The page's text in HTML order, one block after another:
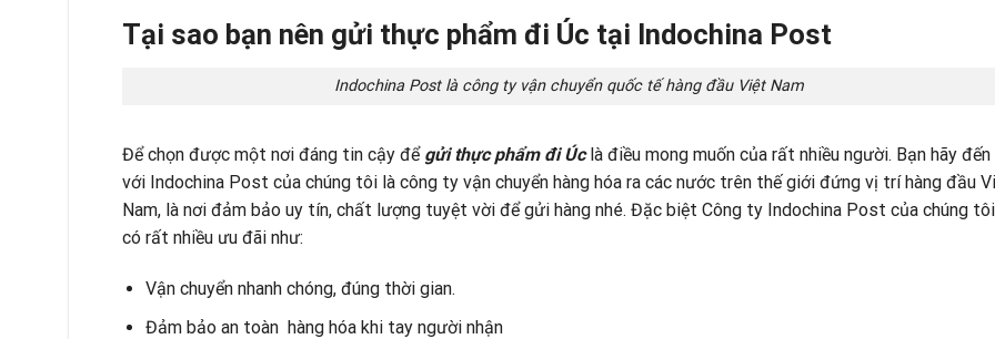
Tại sao bạn nên gửi thực phẩm đi Úc tại Indochina Post
Indochina Post là công ty vận chuyển quốc tế hàng đầu Việt Nam
Để chọn được một nơi đáng tin cậy để gửi thực phẩm đi Úclà điều mong muốn của rất nhiều người. Bạn hãy đến
với Indochina Post của chúng tôi là công ty vận chuyển hàng hóa ra các nước trên thế giới đứng vị trí hàng đầu
Nam, là nơi đảm bảo uy tín, chất lượng tuyệt vời để gửi hàng nhé. Đặc biệt Công ty Indochina Post của chúng tôi
có rất nhiều ưu đãi như:
Vận chuyển nhanh chóng, đúng thời gian.
Đảm bảo an toàn hàng hóa khi tay người nhận